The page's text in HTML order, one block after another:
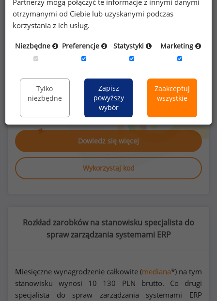
28 60
wynagrodzeniach
specjalistów do spraw
zarządzania systemami ERP
lub na innych
Dowiedz się więcej
Wykorzystaj kod
Rozkład zarobków na stanowisku specjalista do
spraw zarządzania systemami ERP
Miesięczne wynagrodzenie całkowite (mediana*) na tym
stanowisku wynosi 10 130 PLN brutto. Co drugi
specjalista do spraw zarządzania systemami ERP
otrzymanymi od Ciebie lub uzyskanymi podczas
korzystania z ich usług.
Niezbędne Preferencje Statystyki Marketing
Tylko
niezbędne
Zapisz
powyższy
wybór
Zaakceptuj
wszystkie